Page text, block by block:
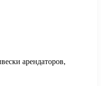
арендаторов,